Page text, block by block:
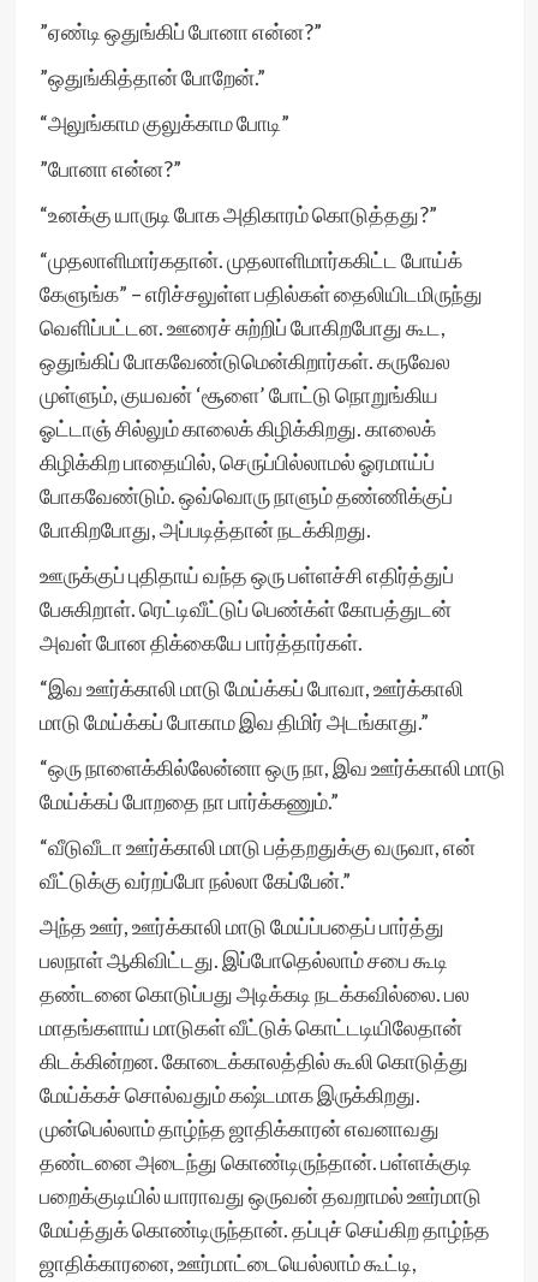
”ஏண்டி ஒதுங்கிப் போனா என்ன?”
”ஒதுங்கித்தான் போறேன்.”
“அலுங்காம குலுக்காம போடி”
”போனா என்ன?”
“உனக்கு யாருடி போக அதிகாரம் கொடுத்தது?”
“முதலாளிமார்கதான். முதலாளிமார்ககிட்ட போய்க்
கேளுங்க” – எரிச்சலுள்ள பதில்கள் தைலியிடமிருந்து
வெளிப்பட்டன. ஊரைச் சுற்றிப் போகிறபோது கூட,
ஒதுங்கிப் போகவேண்டுமென்கிறார்கள். கருவேல
முள்ளும், குயவன் ‘சூளை’ போட்டு நொறுங்கிய
ஓட்டாஞ் சில்லும் காலைக் கிழிக்கிறது. காலைக்
கிழிக்கிற பாதையில், செருப்பில்லாமல் ஓரமாய்ப்
போகவேண்டும். ஒவ்வொரு நாளும் தண்ணிக்குப்
போகிறபோது, அப்படித்தான் நடக்கிறது.
ஊருக்குப் புதிதாய் வந்த ஒரு பள்ளச்சி எதிர்த்துப்
பேசுகிறாள். ரெட்டிவீட்டுப் பெண்க்ள் கோபத்துடன்
அவள் போன திக்கையே பார்த்தார்கள்.
“இவ ஊர்க்காலி மாடு மேய்க்கப் போவா, ஊர்க்காலி
மாடு மேய்க்கப் போகாம இவ திமிர் அடங்காது.”
“ஒரு நாளைக்கில்லேன்னா ஒரு நா, இவ ஊர்க்காலி மாடு
மேய்க்கப் போறதை நா பார்க்கணும்.”
“வீடுவீடா ஊர்க்காலி மாடு பத்தறதுக்கு வருவா, என்
வீட்டுக்கு வர்றப்போ நல்லா கேப்பேன்.”
அந்த ஊர், ஊர்க்காலி மாடு மேய்ப்பதைப் பார்த்து
பலநாள் ஆகிவிட்டது. இப்போதெல்லாம் சபை கூடி
தண்டனை கொடுப்பது அடிக்கடி நடக்கவில்லை. பல
மாதங்களாய் மாடுகள் வீட்டுக் கொட்டடியிலேதான்
கிடக்கின்றன. கோடைக்காலத்தில் கூலி கொடுத்து
மேய்க்கச் சொல்வதும் கஷ்டமாக இருக்கிறது.
முன்பெல்லாம் தாழ்ந்த ஜாதிக்காரன் எவனாவது
தண்டனை அடைந்து கொண்டிருந்தான். பள்ளக்குடி
பறைக்குடியில் யாராவது ஒருவன் தவறாமல் ஊர்மாடு
மேய்த்துக் கொண்டிருந்தான். தப்புச் செய்கிற தாழ்ந்த
ஜாதிக்காரனை, ஊர்மாட்டையெல்லாம் கூட்டி,